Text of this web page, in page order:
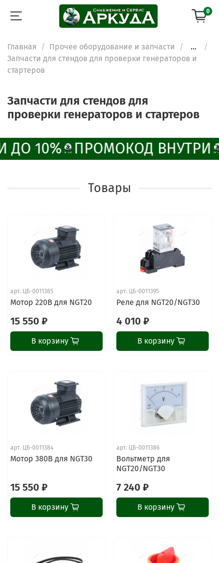
0
Главная Прочее оборудование и запчасти
...
Запчасти для стендов для проверки генераторов и
стартеров
Запчасти для стендов для
проверки генераторов и стартеров
ДО 10% ПРОМОКОД ВНУТРИ
Товары
арт. ЦБ-0011385
Мотор 220В для NGT20
15 550 ₽
В корзину
арт. ЦБ-0011395
Реле для NGT20/NGT30
4 010 ₽
В корзину
арт. ЦБ-0011384
Мотор 380В для NGT30
15 550 ₽
В корзину
арт. ЦБ-0011386
Вольтметр для
NGT20/NGT30
7 240 ₽
В корзину